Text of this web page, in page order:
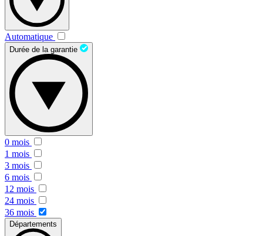
Automatique
Durée de la garantie
0 mois
1 mois
3 mois
6 mois
12 mois
24 mois
36 mois
Départements